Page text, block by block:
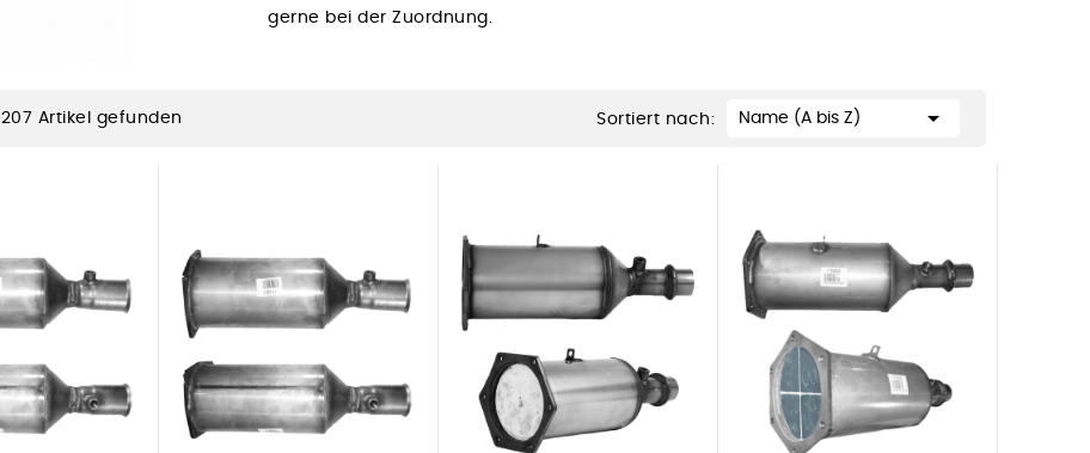
gerne bei der Zuordnung.
1207 Artikel gefunden Sortiert nach: Name (A bis Z) 